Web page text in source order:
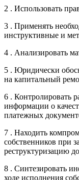
2 . Использовать
3 . Применять
инструктивные и
4 . Анализировать
5 . Юридически
на капитальный
6 . Контролировать
информации о
платежных
7 . Находить
собственников при
реструктуризацию
8 . Синтезировать
ходе исполнения